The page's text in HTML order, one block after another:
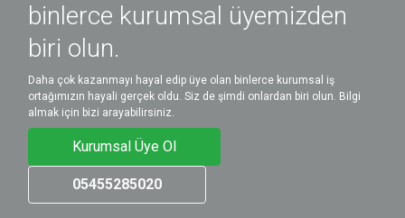
binlerce kurumsal üyemizden
biri olun.
Daha çok kazanmayı hayal edip üye olan binlerce kurumsal iş
ortağımızın hayali gerçek oldu. Siz de şimdi onlardan biri olun. Bilgi
almak için bizi arayabilirsiniz.
Kurumsal Üye Ol
05455285020